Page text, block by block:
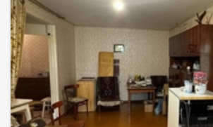
женская консультация, во дворе детский
бассейном, школа № 79 в 350 метрах от
Островская в 5 минутах ходьбы. Рядом с
еще несколько детских садов (№76, №91,
школа искусств №58, МБУ ДОТакже в
находятся супермаркеты: Пятёрочка, Ярче!
обеспечит вашу семью всем необходимым
Эта квартира подходит под ипотеку, что
упростит процесс покупки жилья. Не